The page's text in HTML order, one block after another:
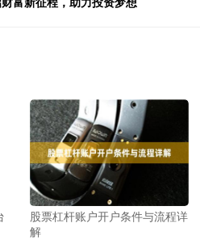
股票杠杆账户开户条件与流程详
解